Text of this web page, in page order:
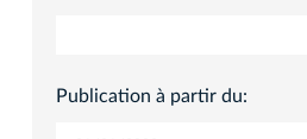
Publication à partir du: